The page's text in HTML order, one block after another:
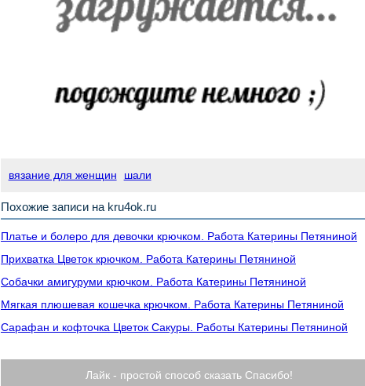
вязание для женщин шали
Похожие записи на kru4ok.ru
Платье и болеро для девочки крючком. Работа Катерины Петяниной
Прихватка Цветок крючком. Работа Катерины Петяниной
Собачки амигуруми крючком. Работа Катерины Петяниной
Мягкая плюшевая кошечка крючком. Работа Катерины Петяниной
Сарафан и кофточка Цветок Сакуры. Работы Катерины Петяниной
Лайк - простой способ сказать Спасибо!